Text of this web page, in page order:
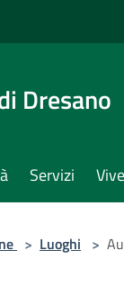
Dresano
Servizi
> Luoghi >